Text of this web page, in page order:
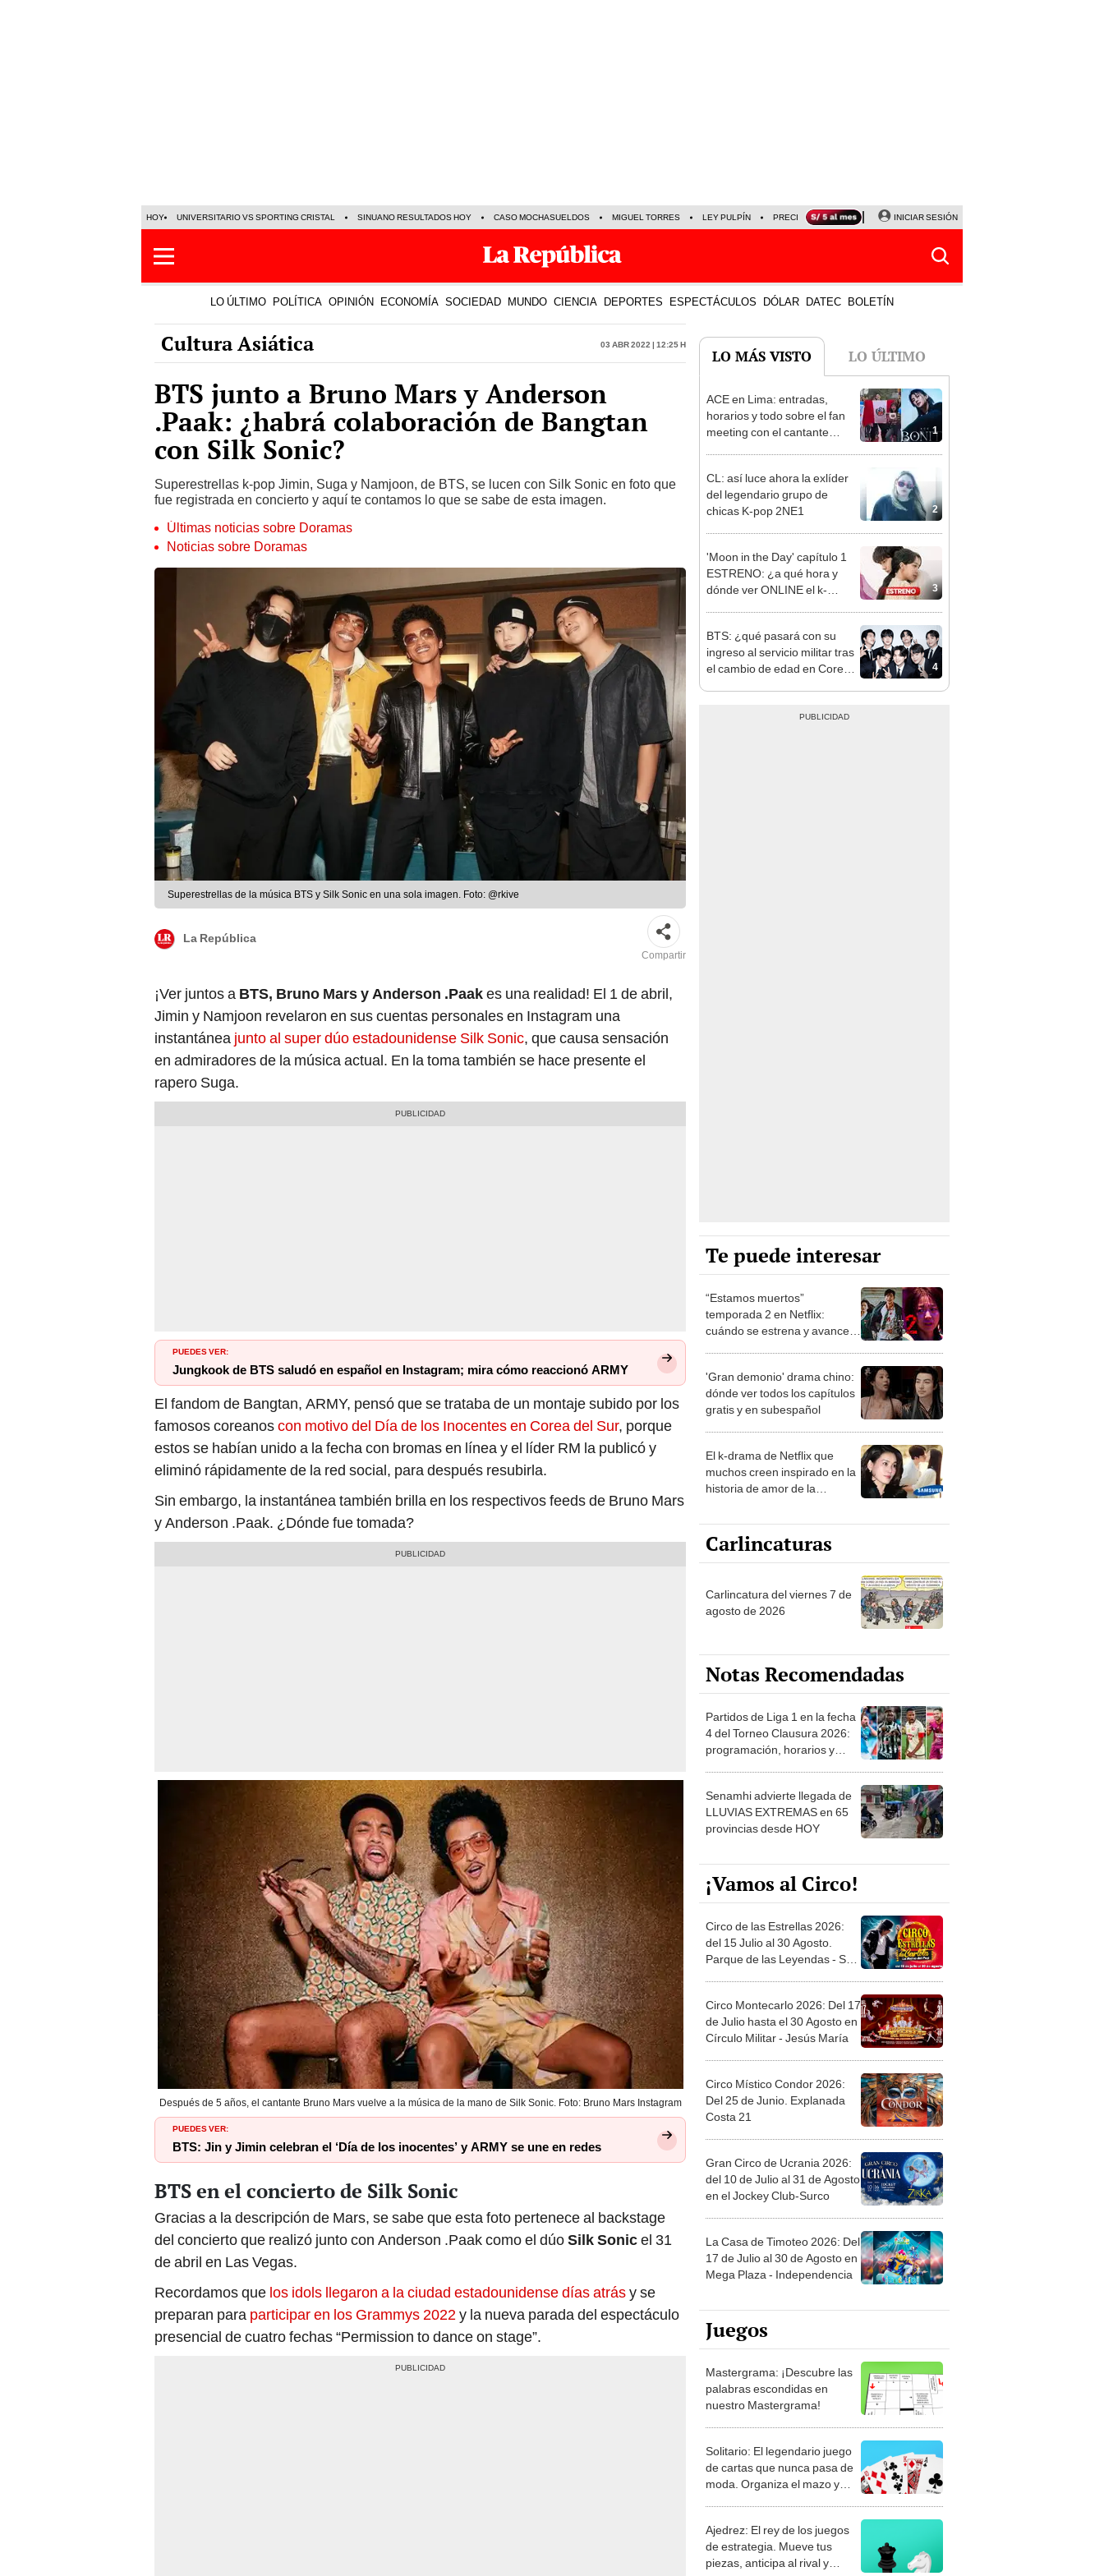
HOY UNIVERSITARIO VS SPORTING CRISTAL SINUANO RESULTADOS HOY CASO MOCHASUELDOS MIGUEL TORRES LEY PULPÍN PRECIO DEL DÓLAR CORTE DE LUZ VIERNES 7 DE AGOSTO
INICIAR SESIÓN
LO ÚLTIMO POLÍTICA OPINIÓN ECONOMÍA SOCIEDAD MUNDO CIENCIA DEPORTES ESPECTÁCULOS DÓLAR DATEC BOLETÍN
Cultura Asiática 03 Abr 2022 | 12:25 h
BTS junto a Bruno Mars y Anderson
.Paak: ¿habrá colaboración de Bangtan
con Silk Sonic?
Superestrellas k-pop Jimin, Suga y Namjoon, de BTS, se lucen con Silk Sonic en foto que
fue registrada en concierto y aquí te contamos lo que se sabe de esta imagen.
Últimas noticias sobre Doramas
Noticias sobre Doramas
Superestrellas de la música BTS y Silk Sonic en una sola imagen. Foto: @rkive
La República
Compartir
¡Ver juntos a BTS, Bruno Mars y Anderson .Paakes una realidad! El 1 de abril,
Jimin y Namjoon revelaron en sus cuentas personales en Instagram una
instantánea junto al super dúo estadounidense Silk Sonic, que causa sensación
en admiradores de la música actual. En la toma también se hace presente el
rapero Suga.
PUEDES VER:
Jungkook de BTS saludó en español en Instagram; mira cómo reaccionó ARMY
El fandom de Bangtan, ARMY, pensó que se trataba de un montaje subido por los
famosos coreanoscon motivo del Día de los Inocentes en Corea del Sur, porque
estos se habían unido a la fecha con bromas en línea y el líder RM la publicó y
eliminó rápidamente de la red social, para después resubirla.
Sin embargo, la instantánea también brilla en los respectivos feeds de Bruno Mars
y Anderson .Paak. ¿Dónde fue tomada?
Después de 5 años, el cantante Bruno Mars vuelve a la música de la mano de Silk Sonic. Foto: Bruno Mars Instagram
PUEDES VER:
BTS: Jin y Jimin celebran el ‘Día de los inocentes’ y ARMY se une en redes
BTS en el concierto de Silk Sonic
Gracias a la descripción de Mars, se sabe que esta foto pertenece al backstage
del concierto que realizó junto con Anderson .Paak como el dúoSilk Sonicel 31
de abril en Las Vegas.
Recordamos que los idols llegaron a la ciudad estadounidense días atrásy se
preparan para participar en los Grammys 2022y la nueva parada del espectáculo
presencial de cuatro fechas “Permission to dance on stage”.
LO MÁS VISTO LO ÚLTIMO
1
ACE en Lima: entradas,
horarios y todo sobre el fan
meeting con el cantante
2
CL: así luce ahora la exlíder
del legendario grupo de
chicas K-pop 2NE1
3
'Moon in the Day' capítulo 1
ESTRENO: ¿a qué hora y
dónde ver ONLINE el k-
4
BTS: ¿qué pasará con su
ingreso al servicio militar tras
el cambio de edad en Corea
Te puede interesar
“Estamos muertos”
temporada 2 en Netflix:
cuándo se estrena y avances
'Gran demonio' drama chino:
dónde ver todos los capítulos
gratis y en subespañol
El k-drama de Netflix que
muchos creen inspirado en la
historia de amor de la
Carlincaturas
Carlincatura del viernes 7 de
agosto de 2026
Notas Recomendadas
Partidos de Liga 1 en la fecha
4 del Torneo Clausura 2026:
programación, horarios y
Senamhi advierte llegada de
LLUVIAS EXTREMAS en 65
provincias desde HOY
¡Vamos al Circo!
Circo de las Estrellas 2026:
del 15 Julio al 30 Agosto.
Parque de las Leyendas - San
Circo Montecarlo 2026: Del 17
de Julio hasta el 30 Agosto en
Círculo Militar - Jesús María
Circo Místico Condor 2026:
Del 25 de Junio. Explanada
Costa 21
Gran Circo de Ucrania 2026:
del 10 de Julio al 31 de Agosto
en el Jockey Club-Surco
La Casa de Timoteo 2026: Del
17 de Julio al 30 de Agosto en
Mega Plaza - Independencia
Juegos
Mastergrama: ¡Descubre las
palabras escondidas en
nuestro Mastergrama!
Solitario: El legendario juego
de cartas que nunca pasa de
moda. Organiza el mazo y
Ajedrez: El rey de los juegos
de estrategia. Mueve tus
piezas, anticipa al rival y